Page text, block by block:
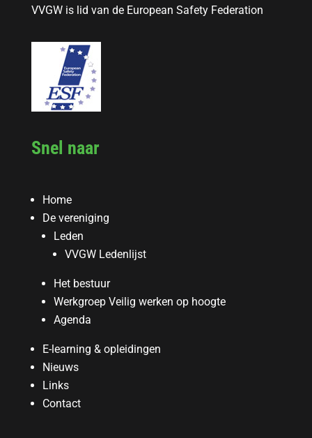
VVGW is lid van de European Safety Federation
Snel naar
Home
De vereniging
Leden
VVGW Ledenlijst
Het bestuur
Werkgroep Veilig werken op hoogte
Agenda
E-learning & opleidingen
Nieuws
Links
Contact